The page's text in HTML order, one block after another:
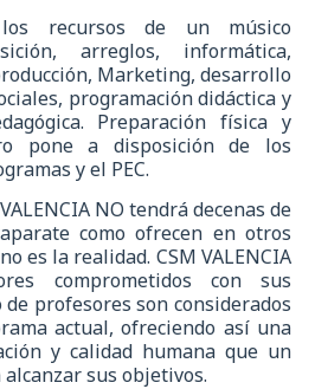
recursos de un músico
arreglos, informática,
Marketing, desarrollo
programación didáctica y
Preparación física y
pone a disposición de los
y el PEC.
NO tendrá decenas de
como ofrecen en otros
es la realidad. CSM VALENCIA
comprometidos con sus
profesores son considerados
actual, ofreciendo así una
y calidad humana que un
sus objetivos.